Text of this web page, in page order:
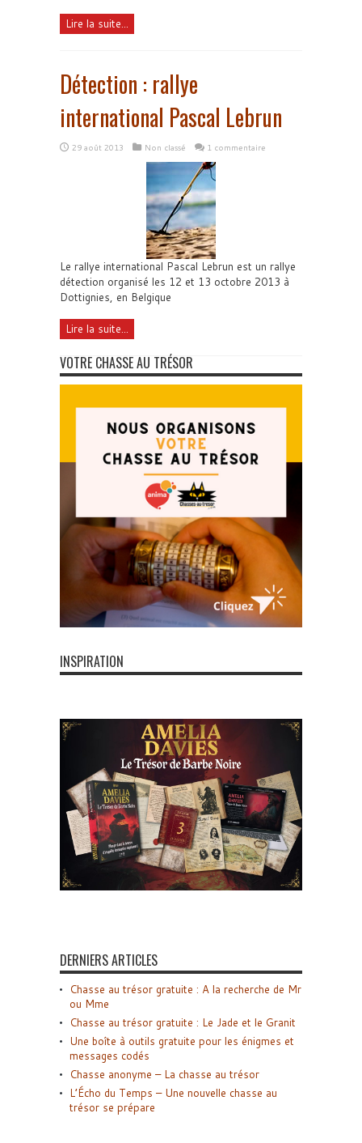
Lire la suite...
Détection : rallye
international Pascal Lebrun
29 août 2013 Non classé 1 commentaire
Le rallye international Pascal Lebrun est un rallye
détection organisé les 12 et 13 octobre 2013 à
Dottignies, en Belgique
Lire la suite...
VOTRE CHASSE AU TRÉSOR
INSPIRATION
DERNIERS ARTICLES
Chasse au trésor gratuite : A la recherche de Mr
ou Mme
Chasse au trésor gratuite : Le Jade et le Granit
Une boîte à outils gratuite pour les énigmes et
messages codés
Chasse anonyme – La chasse au trésor
L’Écho du Temps – Une nouvelle chasse au
trésor se prépare